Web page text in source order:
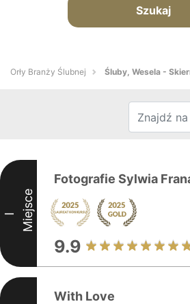
Szukaj
Orły Branży Ślubnej Śluby, Wesela -
I Miejsce
Fotografie Sylwia
9.9
With Love